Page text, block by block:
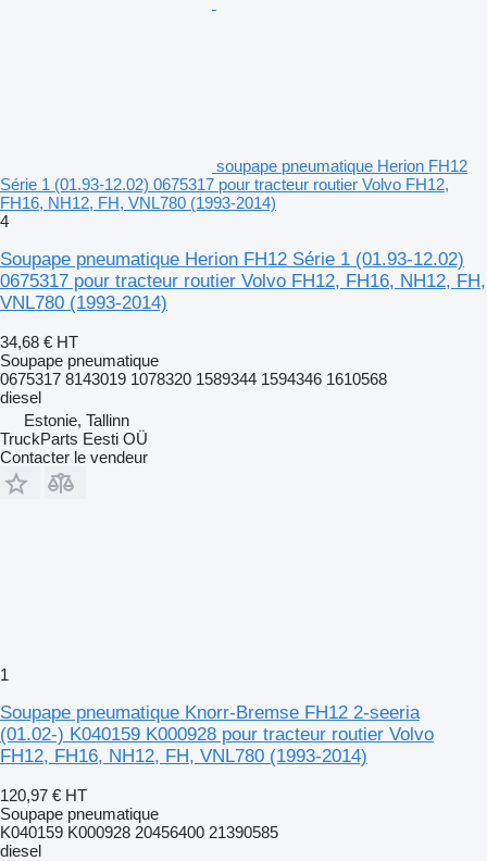
soupape pneumatique Herion FH12
Série 1 (01.93-12.02) 0675317 pour tracteur routier Volvo FH12,
FH16, NH12, FH, VNL780 (1993-2014)
4
Soupape pneumatique Herion FH12 Série 1 (01.93-12.02)
0675317 pour tracteur routier Volvo FH12, FH16, NH12, FH,
VNL780 (1993-2014)
34,68 € HT
Soupape pneumatique
0675317 8143019 1078320 1589344 1594346 1610568
diesel
Estonie, Tallinn
TruckParts Eesti OÜ
Contacter le vendeur
1
Soupape pneumatique Knorr-Bremse FH12 2-seeria
(01.02-) K040159 K000928 pour tracteur routier Volvo
FH12, FH16, NH12, FH, VNL780 (1993-2014)
120,97 € HT
Soupape pneumatique
K040159 K000928 20456400 21390585
diesel